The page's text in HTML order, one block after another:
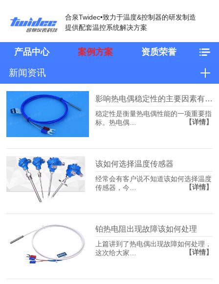
合泉Twidec•致力于温度&控制器的研发制造
提供配套温控系统解决方案
产品中心 案例方案 资质荣誉
新闻资讯
影响热电偶稳定性的主要因素有哪些
稳定性是衡量热电偶性能的一项重要指
标。热电偶…
【详情】
该如何选择温度传感器
经常会有客户说不知道该如何选择温度
传感器，今…
【详情】
铂热电阻出现故障该如何处理
上篇讲到了热电偶出现故障如何处理，
这次给大家…
【详情】